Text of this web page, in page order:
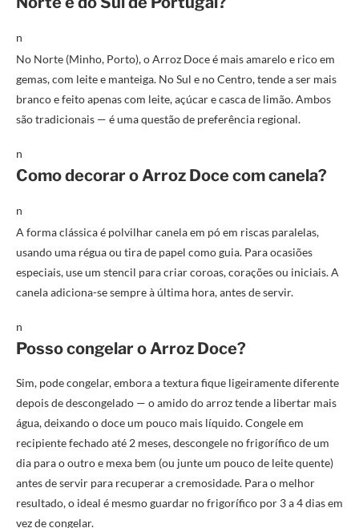
n
No Norte (Minho, Porto), o Arroz Doce é mais amarelo e rico em
gemas, com leite e manteiga. No Sul e no Centro, tende a ser mais
branco e feito apenas com leite, açúcar e casca de limão. Ambos
são tradicionais — é uma questão de preferência regional.
n
Como decorar o Arroz Doce com canela?
n
A forma clássica é polvilhar canela em pó em riscas paralelas,
usando uma régua ou tira de papel como guia. Para ocasiões
especiais, use um stencil para criar coroas, corações ou iniciais. A
canela adiciona-se sempre à última hora, antes de servir.
n
Posso congelar o Arroz Doce?
Sim, pode congelar, embora a textura fique ligeiramente diferente
depois de descongelado — o amido do arroz tende a libertar mais
água, deixando o doce um pouco mais líquido. Congele em
recipiente fechado até 2 meses, descongele no frigorífico de um
dia para o outro e mexa bem (ou junte um pouco de leite quente)
antes de servir para recuperar a cremosidade. Para o melhor
resultado, o ideal é mesmo guardar no frigorífico por 3 a 4 dias em
vez de congelar.